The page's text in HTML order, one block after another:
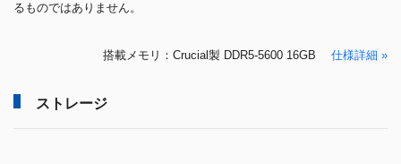
るものではありません。
搭載メモリ：Crucial製 DDR5-5600 16GB 仕様詳細 »
ストレージ